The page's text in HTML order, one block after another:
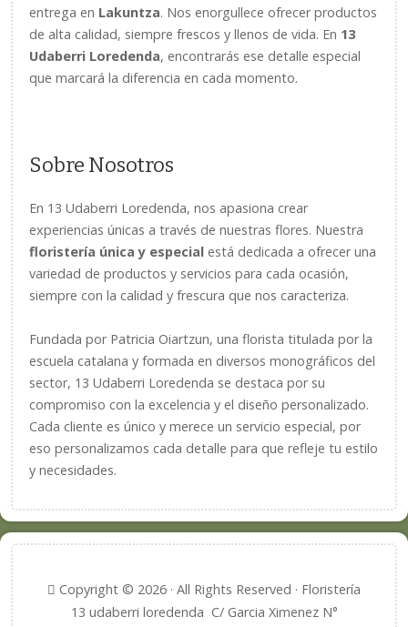
entrega en Lakuntza. Nos enorgullece ofrecer productos
de alta calidad, siempre frescos y llenos de vida. En 13
Udaberri Loredenda, encontrarás ese detalle especial
que marcará la diferencia en cada momento.
Sobre Nosotros
En 13 Udaberri Loredenda, nos apasiona crear
experiencias únicas a través de nuestras flores. Nuestra
floristería única y especial está dedicada a ofrecer una
variedad de productos y servicios para cada ocasión,
siempre con la calidad y frescura que nos caracteriza.
Fundada por Patricia Oiartzun, una florista titulada por la
escuela catalana y formada en diversos monográficos del
sector, 13 Udaberri Loredenda se destaca por su
compromiso con la excelencia y el diseño personalizado.
Cada cliente es único y merece un servicio especial, por
eso personalizamos cada detalle para que refleje tu estilo
y necesidades.
Copyright © 2026 · All Rights Reserved · Floristería
13 udaberri loredenda C/ Garcia Ximenez N°